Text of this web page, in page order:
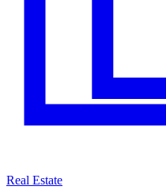
Real Estate